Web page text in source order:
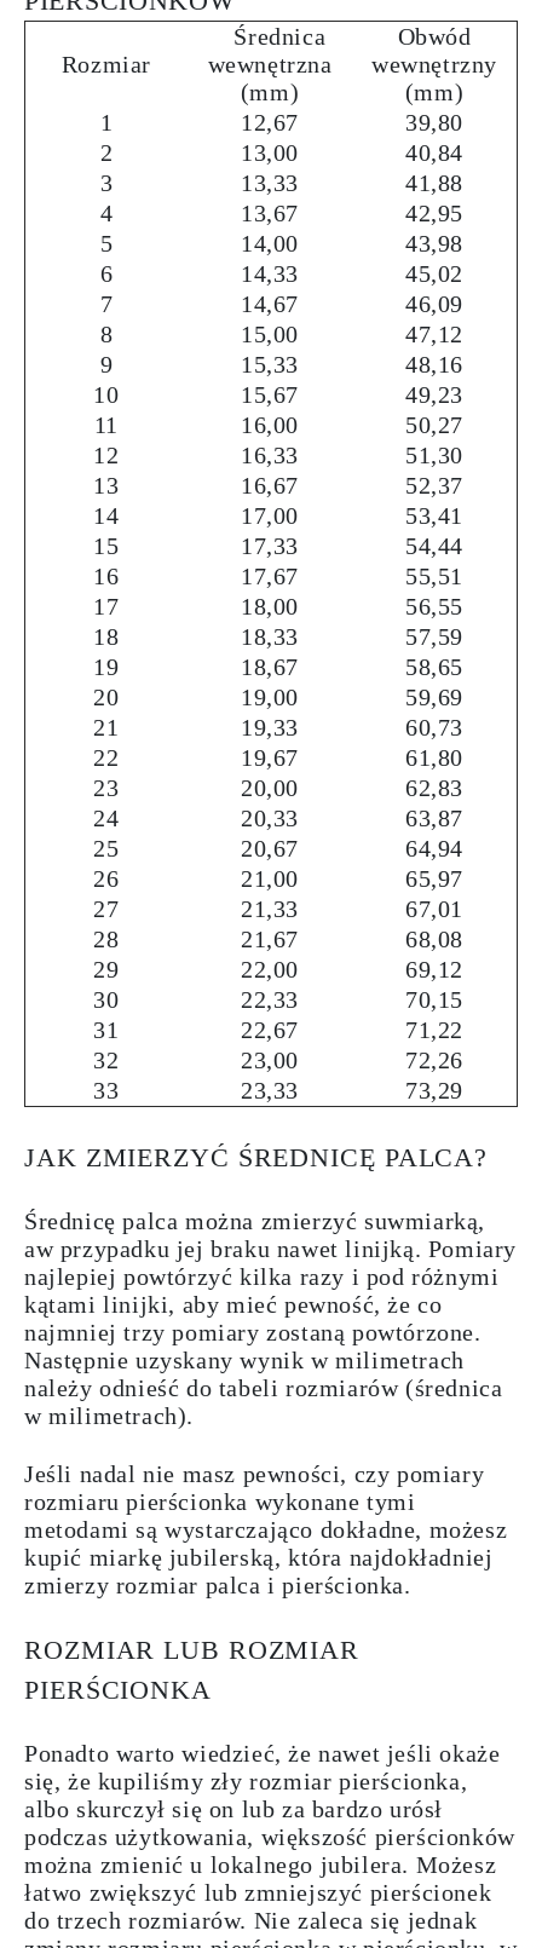
Rozmiar
Średnica
wewnętrzna
(mm)
Obwód
wewnętrzny
(mm)
1
12,67
39,80
2
13,00
40,84
3
13,33
41,88
4
13,67
42,95
5
14,00
43,98
6
14,33
45,02
7
14,67
46,09
8
15,00
47,12
9
15,33
48,16
10
15,67
49,23
11
16,00
50,27
12
16,33
51,30
13
16,67
52,37
14
17,00
53,41
15
17,33
54,44
16
17,67
55,51
17
18,00
56,55
18
18,33
57,59
19
18,67
58,65
20
19,00
59,69
21
19,33
60,73
22
19,67
61,80
23
20,00
62,83
24
20,33
63,87
25
20,67
64,94
26
21,00
65,97
27
21,33
67,01
28
21,67
68,08
29
22,00
69,12
30
22,33
70,15
31
22,67
71,22
32
23,00
72,26
33
23,33 73,29
JAK ZMIERZYĆ ŚREDNICĘ PALCA?
Średnicę palca można zmierzyć suwmiarką,
aw przypadku jej braku nawet linijką. Pomiary
najlepiej powtórzyć kilka razy i pod różnymi
kątami linijki, aby mieć pewność, że co
najmniej trzy pomiary zostaną powtórzone.
Następnie uzyskany wynik w milimetrach
należy odnieść do tabeli rozmiarów(średnica
w milimetrach).
Jeśli nadal nie masz pewności, czy pomiary
rozmiaru pierścionka wykonane tymi
metodami są wystarczająco dokładne, możesz
kupić miarkę jubilerską, która najdokładniej
zmierzy rozmiar palca i pierścionka.
ROZMIAR LUB ROZMIAR
PIERŚCIONKA
Ponadto warto wiedzieć, że nawet jeśli okaże
się, że kupiliśmy zły rozmiar pierścionka,
albo skurczył się on lub za bardzo urósł
podczas użytkowania, większość pierścionków
można zmienić u lokalnego jubilera. Możesz
łatwo zwiększyć lub zmniejszyć pierścionek
do trzech rozmiarów. Nie zaleca się jednak